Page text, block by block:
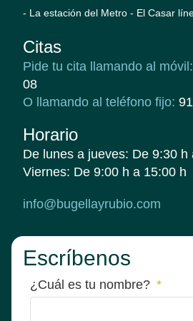
- La estación del Metro - El Casar
Citas
Pide tu cita llamando al móvil:
08
O llamando al teléfono fijo:
Horario
De lunes a jueves: De 9:30 h
Viernes: De 9:00 h a 15:00 h
info@bugellayrubio.com
Escríbenos
¿Cuál es tu nombre?